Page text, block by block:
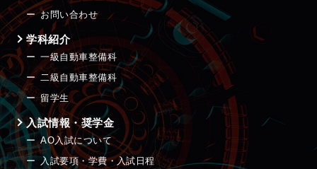
お問い合わせ
学科紹介
一級自動車整備科
二級自動車整備科
留学生
入試情報・奨学金
AO入試について
入試要項・学費・入試日程